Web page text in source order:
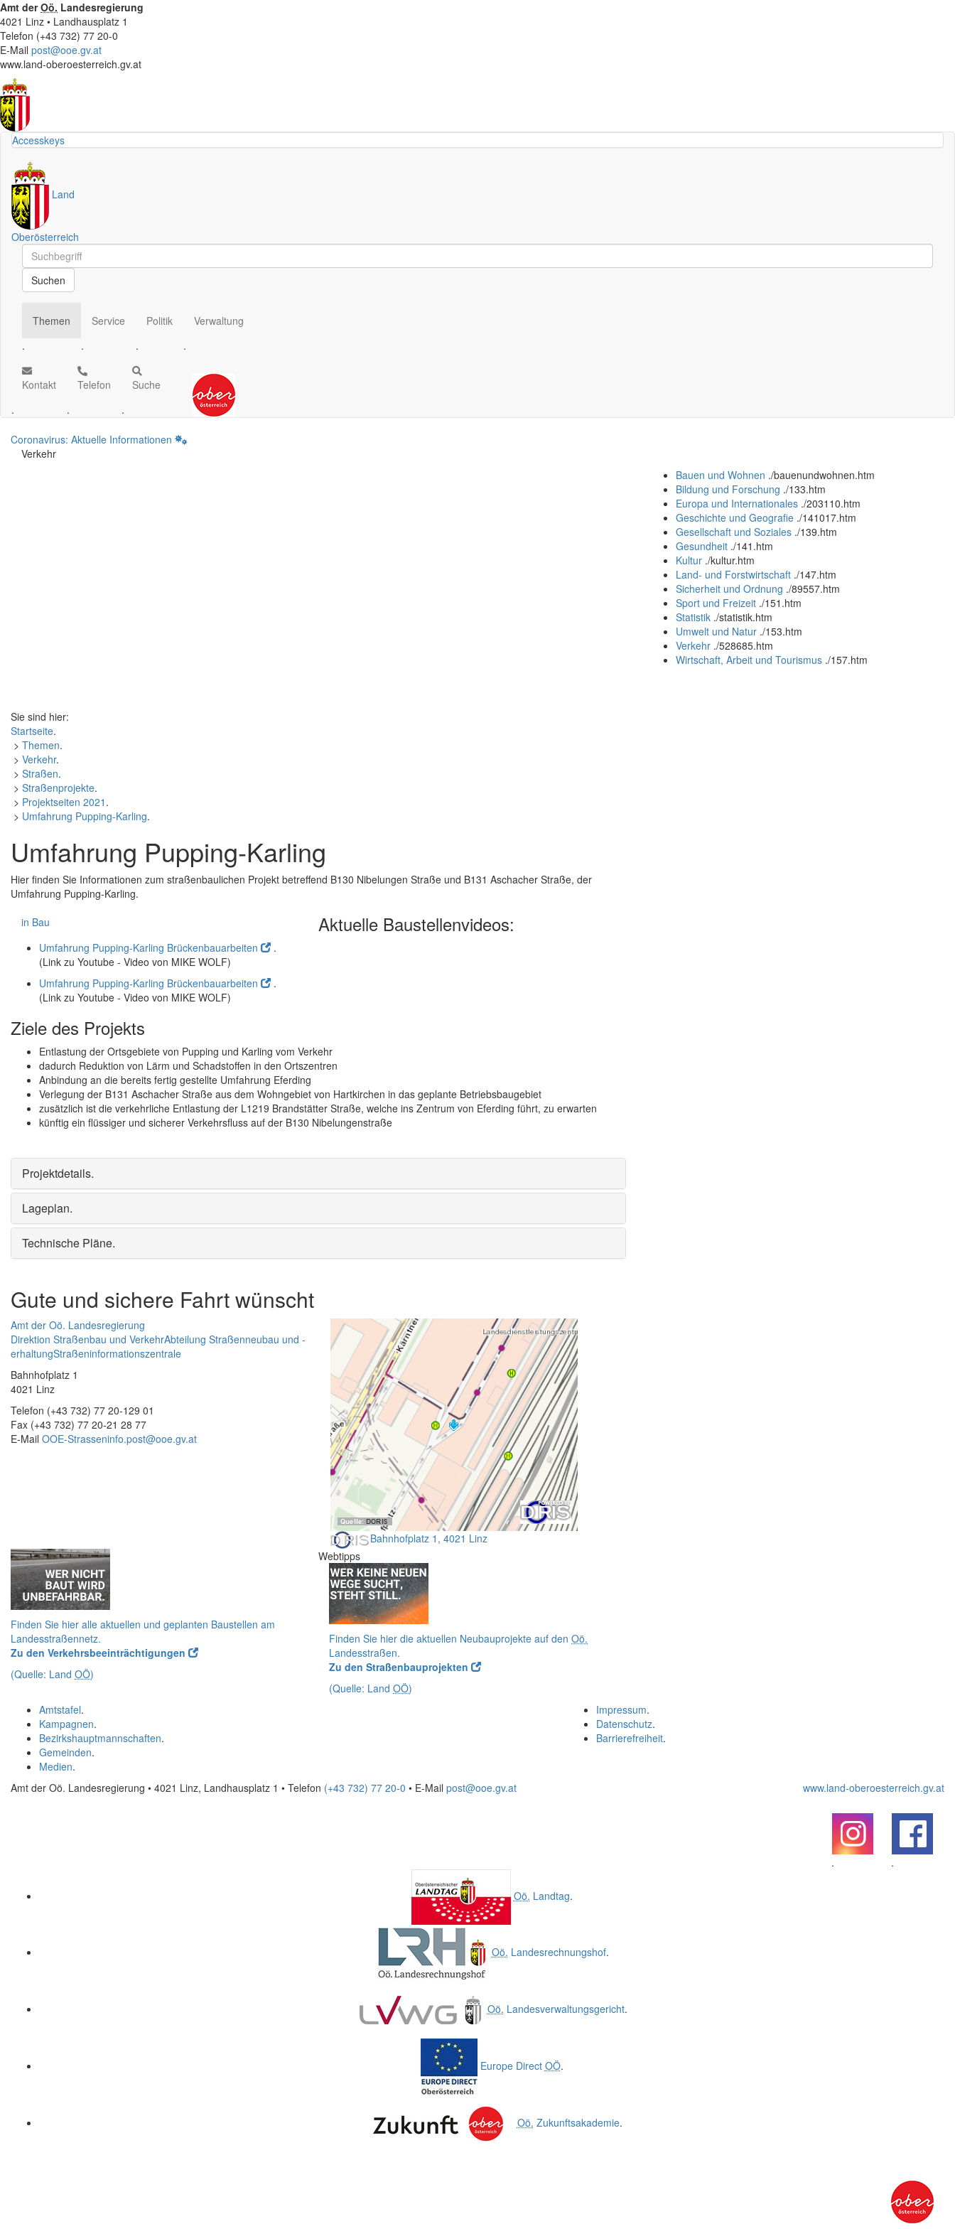
Amt derOö. Landesregierung
4021 Linz • Landhausplatz 1
Telefon (+43 732) 77 20-0
E-Mail post@ooe.gv.at
www.land-oberoesterreich.gv.at
Accesskeys
Land
Oberösterreich
Schnellsuche
Schnellsuche
Suchen
Themen
.
Service
.
Politik
.
Verwaltung
.
Kontakt
.
Telefon
.
Suche
.
Coronavirus: Aktuelle Informationen
Verkehr
Bauen und Wohnen ./bauenundwohnen.htm
Bildung und Forschung ./133.htm
Europa und Internationales ./203110.htm
Geschichte und Geografie ./141017.htm
Gesellschaft und Soziales ./139.htm
Gesundheit ./141.htm
Kultur ./kultur.htm
Land- und Forstwirtschaft ./147.htm
Sicherheit und Ordnung ./89557.htm
Sport und Freizeit ./151.htm
Statistik ./statistik.htm
Umwelt und Natur ./153.htm
Verkehr ./528685.htm
Wirtschaft, Arbeit und Tourismus ./157.htm
Sie sind hier:
Startseite.
> Themen.
> Verkehr.
> Straßen.
> Straßenprojekte.
> Projektseiten 2021 .
> Umfahrung Pupping-Karling.
Umfahrung Pupping-Karling
Hier finden Sie Informationen zum straßenbaulichen Projekt betreffend B130 Nibelungen Straße und B131 Aschacher Straße, der
Umfahrung Pupping-Karling.
in Bau
Aktuelle Baustellenvideos:
Umfahrung Pupping-Karling Brückenbauarbeiten
.
(Link zu Youtube - Video von MIKE WOLF)
Umfahrung Pupping-Karling Brückenbauarbeiten
.
(Link zu Youtube - Video von MIKE WOLF)
Ziele des Projekts
Entlastung der Ortsgebiete von Pupping und Karling vom Verkehr
dadurch Reduktion von Lärm und Schadstoffen in den Ortszentren
Anbindung an die bereits fertig gestellte Umfahrung Eferding
Verlegung der B131 Aschacher Straße aus dem Wohngebiet von Hartkirchen in das geplante Betriebsbaugebiet
zusätzlich ist die verkehrliche Entlastung der L1219 Brandstätter Straße, welche ins Zentrum von Eferding führt, zu erwarten
künftig ein flüssiger und sicherer Verkehrsfluss auf der B130 Nibelungenstraße
Projektdetails.
Lageplan.
Technische Pläne.
Gute und sichere Fahrt wünscht
Amt der Oö. Landesregierung
Direktion Straßenbau und VerkehrAbteilung Straßenneubau und -
erhaltungStraßeninformationszentrale
Bahnhofplatz 1
4021 Linz
Telefon (+43 732) 77 20-129 01
Fax (+43 732) 77 20-21 28 77
E-Mail OOE-Strasseninfo.post@ooe.gv.at
Bahnhofplatz 1, 4021 Linz
Webtipps
Finden Sie hier alle aktuellen und geplanten Baustellen am
Landesstraßennetz.
Zu den Verkehrsbeeinträchtigungen
(Quelle: Land OÖ)
Finden Sie hier die aktuellen Neubauprojekte auf den Oö.
Landesstraßen.
Zu den Straßenbauprojekten
(Quelle: Land OÖ)
Impressum.
Datenschutz.
Barrierefreiheit.
Amtstafel.
Kampagnen.
Bezirkshauptmannschaften.
Gemeinden.
Medien.
Amt der Oö. Landesregierung • 4021 Linz, Landhausplatz 1 • Telefon (+43 732) 77 20-0 • E-Mail post@ooe.gv.at www.land-oberoesterreich.gv.at
.
.
Oö. Landtag.
Oö. Landesrechnungshof.
Oö. Landesverwaltungsgericht.
EuropeDirect OÖ.
Oö. Zukunftsakademie.